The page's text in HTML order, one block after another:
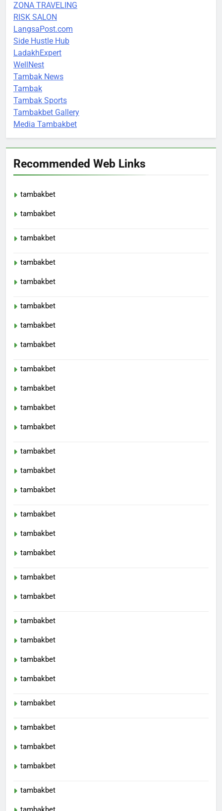
ZONA TRAVELING
RISK SALON
LangsaPost.com
Side Hustle Hub
LadakhExpert
WellNest
Tambak News
Tambak
Tambak Sports
Tambakbet Gallery
Media Tambakbet
Recommended Web Links
tambakbet
tambakbet
tambakbet
tambakbet
tambakbet
tambakbet
tambakbet
tambakbet
tambakbet
tambakbet
tambakbet
tambakbet
tambakbet
tambakbet
tambakbet
tambakbet
tambakbet
tambakbet
tambakbet
tambakbet
tambakbet
tambakbet
tambakbet
tambakbet
tambakbet
tambakbet
tambakbet
tambakbet
tambakbet